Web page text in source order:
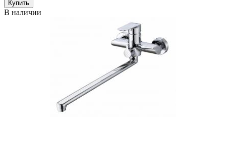
В наличии